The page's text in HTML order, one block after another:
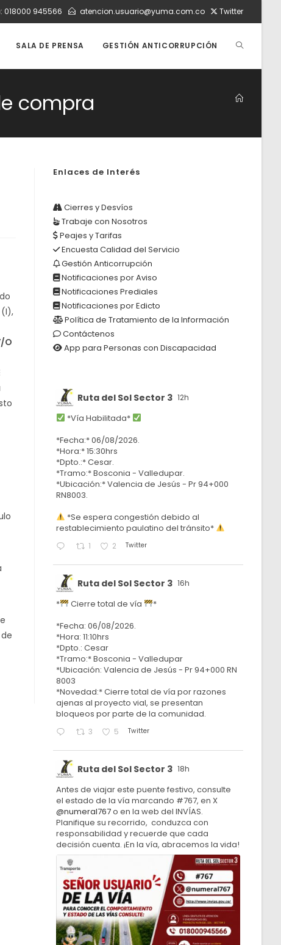
018000 945566 atencion.usuario@yuma.com.co Twitter
SALA DE PRENSA GESTIÓN ANTICORRUPCIÓN ALTERNAR
BÚSQUEDA
DE
compra
O
Enlaces de Interés
Cierres y Desvíos
Trabaje con Nosotros
Peajes y Tarifas
Encuesta Calidad del Servicio
Gestión Anticorrupción
Notificaciones por Aviso
Notificaciones Prediales
Notificaciones por Edicto
Política de Tratamiento de la Información
Contáctenos
App para Personas con Discapacidad
Ruta del Sol Sector 3 12h
*Vía Habilitada*
*Fecha:* 06/08/2026.
*Hora:* 15:30hrs
*Dpto.:* Cesar.
*Tramo:* Bosconia - Valledupar.
*Ubicación:* Valencia de Jesús - Pr 94+000
RN8003.
*Se espera congestión debido al
restablecimiento paulatino del tránsito*
1 2 Twitter
Ruta del Sol Sector 3 16h
* Cierre total de vía
*
*Fecha: 06/08/2026.
*Hora: 11:10hrs
*Dpto.: Cesar
*Tramo:* Bosconia - Valledupar
*Ubicación: Valencia de Jesús - Pr 94+000 RN
8003
*Novedad:* Cierre total de vía por razones
ajenas al proyecto vial, se presentan
bloqueos por parte de la comunidad.
3 5 Twitter
Ruta del Sol Sector 3 18h
Antes de viajar este puente festivo, consulte
el estado de la vía marcando #767, en X
@numeral767o en la web del INVÍAS.
Planifique su recorrido, conduzca con
responsabilidad y recuerde que cada
decisión cuenta. ¡En la vía, abracemos la vida!